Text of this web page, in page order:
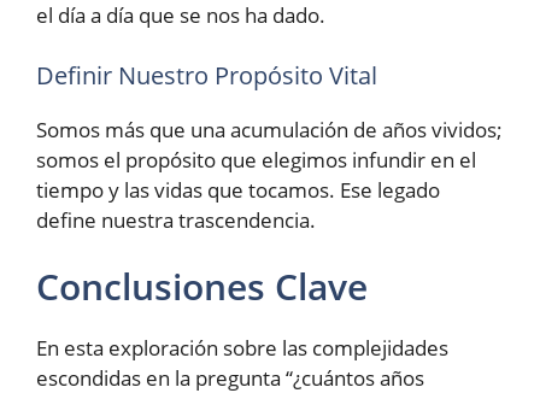
el día a día que se nos ha dado.
Definir Nuestro Propósito Vital
Somos más que una acumulación de años vividos;
somos el propósito que elegimos infundir en el
tiempo y las vidas que tocamos. Ese legado
define nuestra trascendencia.
Conclusiones Clave
En esta exploración sobre las complejidades
escondidas en la pregunta “¿cuántos años